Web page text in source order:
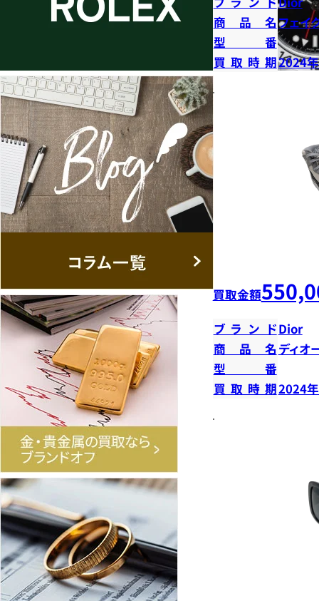
商品名フェイ
型番
買取時期2024
買取金額
ブランドDior
商品名 ディ
型番
買取時期2024